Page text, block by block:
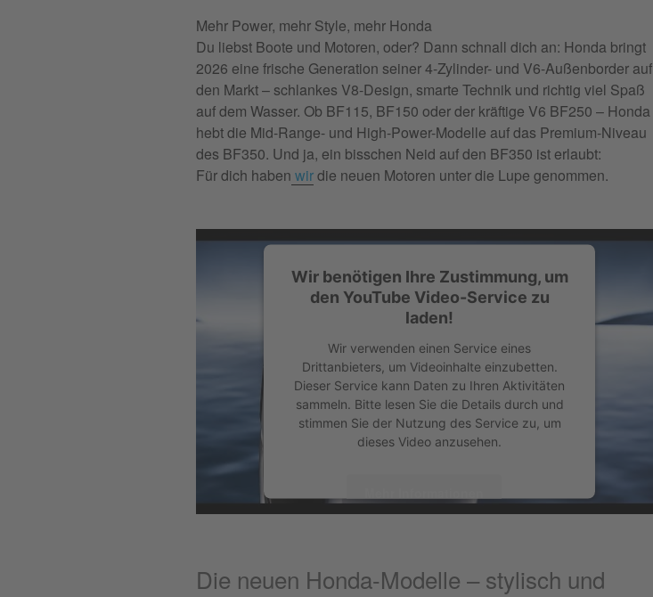
Mehr Power, mehr Style, mehr Honda
Du liebst Boote und Motoren, oder? Dann schnall dich an: Honda bringt
2026 eine frische Generation seiner 4-Zylinder- und V6-Außenborder auf
den Markt – schlankes V8-Design, smarte Technik und richtig viel Spaß
auf dem Wasser. Ob BF115, BF150 oder der kräftige V6 BF250 – Honda
hebt die Mid-Range- und High-Power-Modelle auf das Premium-Niveau
des BF350. Und ja, ein bisschen Neid auf den BF350 ist erlaubt:
Für dich haben wirdie neuen Motoren unter die Lupe genommen.
Wir benötigen Ihre Zustimmung, um
den YouTube Video-Service zu
laden!
Wir verwenden einen Service eines
Drittanbieters, um Videoinhalte einzubetten.
Dieser Service kann Daten zu Ihren Aktivitäten
sammeln. Bitte lesen Sie die Details durch und
stimmen Sie der Nutzung des Service zu, um
dieses Video anzusehen.
powered by
Usercentrics Consent Management
Platform&eRecht24
Die neuen Honda-Modelle – stylisch und